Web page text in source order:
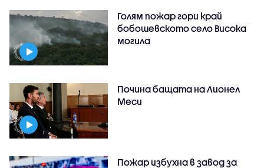
Голям пожар гори край
бобошевското село Висока
могила
Почина бащата на Лионел
Меси
Пожар избухна в завод за